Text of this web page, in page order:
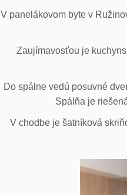
V panelákovom byte v
Zaujímavosťou je
Do spálne vedú posuvné
Spálňa je
V chodbe je šatníková